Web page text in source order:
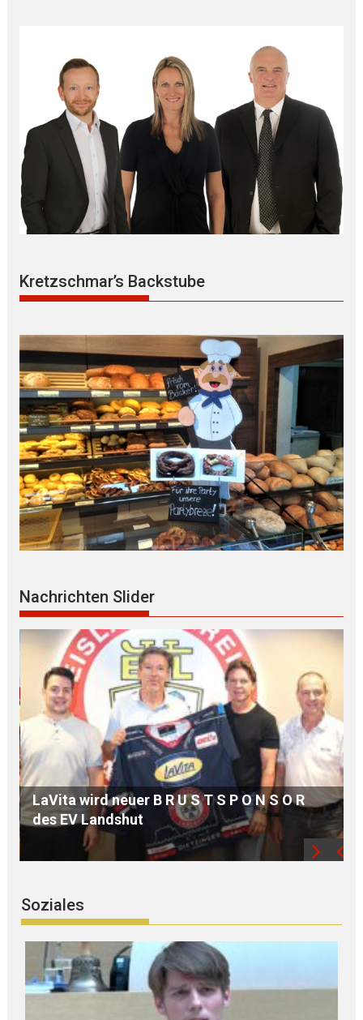
Kretzschmar’s Backstube
Nachrichten Slider
MdB Oßner: E L E K T R I F I Z I E R U N G der
Bahnstrecke MÜHLDORF-LANDSHUT stärkt
die Region
Soziales